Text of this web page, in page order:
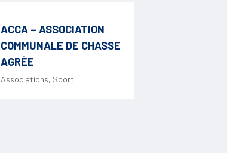
ACCA – ASSOCIATION
COMMUNALE DE CHASSE
AGRÉE
Associations, Sport